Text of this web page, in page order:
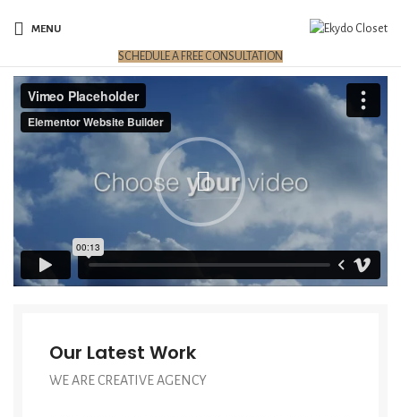
MENU
SCHEDULE A FREE CONSULTATION
Our Latest Work
WE ARE CREATIVE AGENCY